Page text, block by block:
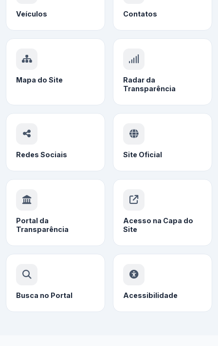
Veículos Contatos
Mapa do Site
Radar da
Transparência
Redes Sociais Site Oficial
Portal da
Transparência
Acesso na Capa do
Site
Busca no Portal Acessibilidade